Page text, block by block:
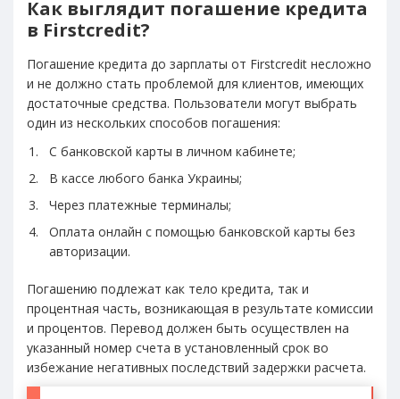
Как выглядит погашение кредита
в Firstcredit?
Погашение кредита до зарплаты от Firstcredit несложно
и не должно стать проблемой для клиентов, имеющих
достаточные средства. Пользователи могут выбрать
один из нескольких способов погашения:
С банковской карты в личном кабинете;
В кассе любого банка Украины;
Через платежные терминалы;
Оплата онлайн с помощью банковской карты без
авторизации.
Погашению подлежат как тело кредита, так и
процентная часть, возникающая в результате комиссии
и процентов. Перевод должен быть осуществлен на
указанный номер счета в установленный срок во
избежание негативных последствий задержки расчета.